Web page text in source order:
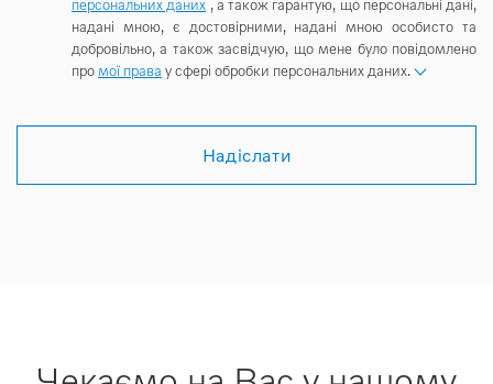
персональних даних , а також гарантую, що персональні дані,
надані мною, є достовірними, надані мною особисто та
добровільно, а також засвідчую, що мене було повідомлено
про мої права у сфері обробки персональних даних.
Надіслати